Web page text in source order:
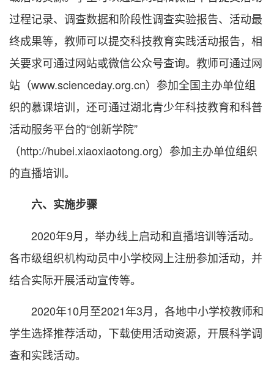
过程记录、调查数据和阶段性调查实验报告、活动最
终成果等，教师可以提交科技教育实践活动报告，相
关要求可通过网站或微信公众号查询。教师可通过网
站（www.scienceday.org.cn）参加全国主办单位组
织的慕课培训，还可通过湖北青少年科技教育和科普
活动服务平台的“创新学院”
（http://hubei.xiaoxiaotong.org）参加主办单位组织
的直播培训。
六、实施步骤
2020年9月，举办线上启动和直播培训等活动。
各市级组织机构动员中小学校网上注册参加活动，并
结合实际开展活动宣传等。
2020年10月至2021年3月，各地中小学校教师和
学生选择推荐活动，下载使用活动资源，开展科学调
查和实践活动。